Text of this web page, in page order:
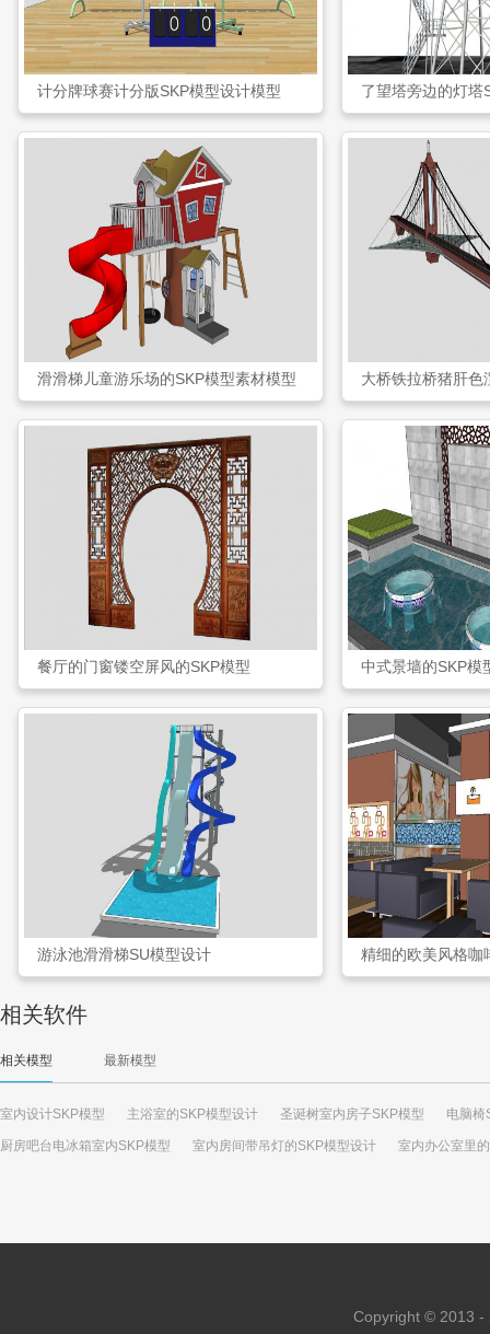
计分牌球赛计分版SKP模型设计模型 了望塔旁边的灯塔
滑滑梯儿童游乐场的SKP模型素材模型 大桥铁拉桥猪肝色
餐厅的门窗镂空屏风的SKP模型 中式景墙的SKP模
游泳池滑滑梯SU模型设计 精细的欧美风格咖
相关软件
相关模型 最新模型
室内设计SKP模型 主浴室的SKP模型设计 圣诞树室内房子SKP模型 电脑椅
厨房吧台电冰箱室内SKP模型 室内房间带吊灯的SKP模型设计 室内办公室里
Copyright © 2013 -